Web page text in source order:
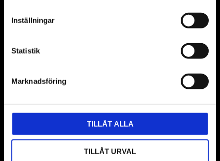
Inställningar
Statistik
Marknadsföring
TILLÅT ALLA
TILLÅT URVAL
VÅRA LEVERANTÖRER
Våra främsta leverantörer är KS Tools verktyg, ATH billyftar
& däckmaskiner och Master luftmaskiner. Kontakta oss
kunden.